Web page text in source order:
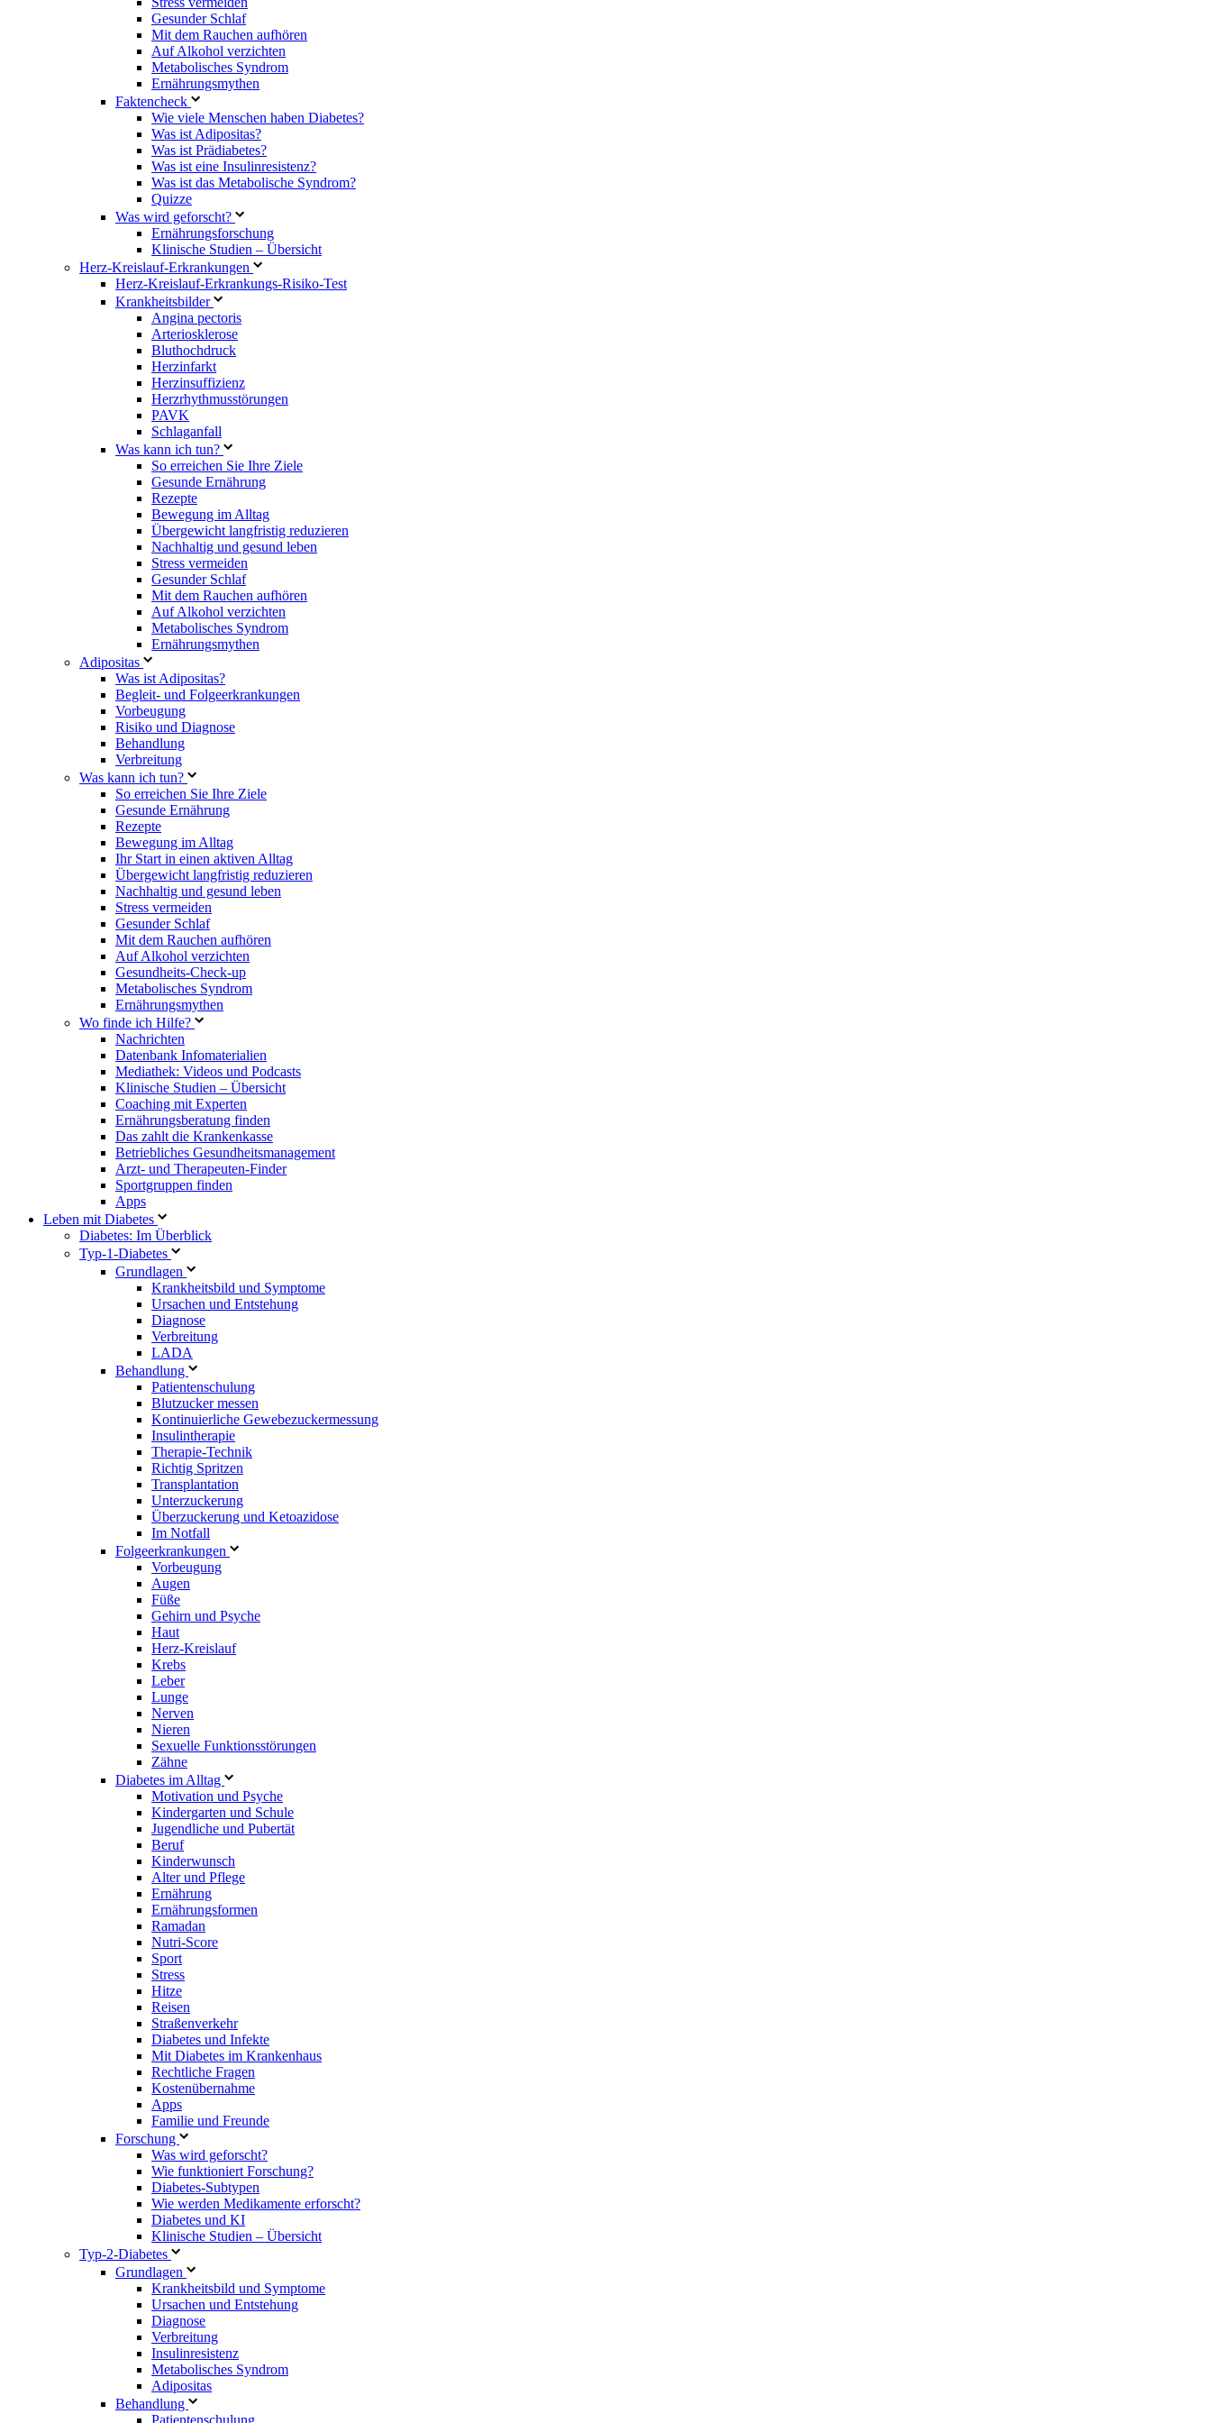
Gesunder Schlaf
Mit dem Rauchen aufhören
Auf Alkohol verzichten
Metabolisches Syndrom
Ernährungsmythen
Faktencheck
Wie viele Menschen haben Diabetes?
Was ist Adipositas?
Was ist Prädiabetes?
Was ist eine Insulinresistenz?
Was ist das Metabolische Syndrom?
Quizze
Was wird geforscht?
Ernährungsforschung
Klinische Studien – Übersicht
Herz-Kreislauf-Erkrankungen
Herz-Kreislauf-Erkrankungs-Risiko-Test
Krankheitsbilder
Angina pectoris
Arteriosklerose
Bluthochdruck
Herzinfarkt
Herzinsuffizienz
Herzrhythmusstörungen
PAVK
Schlaganfall
Was kann ich tun?
So erreichen Sie Ihre Ziele
Gesunde Ernährung
Rezepte
Bewegung im Alltag
Übergewicht langfristig reduzieren
Nachhaltig und gesund leben
Stress vermeiden
Gesunder Schlaf
Mit dem Rauchen aufhören
Auf Alkohol verzichten
Metabolisches Syndrom
Ernährungsmythen
Adipositas
Was ist Adipositas?
Begleit- und Folgeerkrankungen
Vorbeugung
Risiko und Diagnose
Behandlung
Verbreitung
Was kann ich tun?
So erreichen Sie Ihre Ziele
Gesunde Ernährung
Rezepte
Bewegung im Alltag
Ihr Start in einen aktiven Alltag
Übergewicht langfristig reduzieren
Nachhaltig und gesund leben
Stress vermeiden
Gesunder Schlaf
Mit dem Rauchen aufhören
Auf Alkohol verzichten
Gesundheits-Check-up
Metabolisches Syndrom
Ernährungsmythen
Wo finde ich Hilfe?
Nachrichten
Datenbank Infomaterialien
Mediathek: Videos und Podcasts
Klinische Studien – Übersicht
Coaching mit Experten
Ernährungsberatung finden
Das zahlt die Krankenkasse
Betriebliches Gesundheitsmanagement
Arzt- und Therapeuten-Finder
Sportgruppen finden
Apps
Leben mit Diabetes
Diabetes: Im Überblick
Typ-1-Diabetes
Grundlagen
Krankheitsbild und Symptome
Ursachen und Entstehung
Diagnose
Verbreitung
LADA
Behandlung
Patientenschulung
Blutzucker messen
Kontinuierliche Gewebezuckermessung
Insulintherapie
Therapie-Technik
Richtig Spritzen
Transplantation
Unterzuckerung
Überzuckerung und Ketoazidose
Im Notfall
Folgeerkrankungen
Vorbeugung
Augen
Füße
Gehirn und Psyche
Haut
Herz-Kreislauf
Krebs
Leber
Lunge
Nerven
Nieren
Sexuelle Funktionsstörungen
Zähne
Diabetes im Alltag
Motivation und Psyche
Kindergarten und Schule
Jugendliche und Pubertät
Beruf
Kinderwunsch
Alter und Pflege
Ernährung
Ernährungsformen
Ramadan
Nutri-Score
Sport
Stress
Hitze
Reisen
Straßenverkehr
Diabetes und Infekte
Mit Diabetes im Krankenhaus
Rechtliche Fragen
Kostenübernahme
Apps
Familie und Freunde
Forschung
Was wird geforscht?
Wie funktioniert Forschung?
Diabetes-Subtypen
Wie werden Medikamente erforscht?
Diabetes und KI
Klinische Studien – Übersicht
Typ-2-Diabetes
Grundlagen
Krankheitsbild und Symptome
Ursachen und Entstehung
Diagnose
Verbreitung
Insulinresistenz
Metabolisches Syndrom
Adipositas
Behandlung
Patientenschulung